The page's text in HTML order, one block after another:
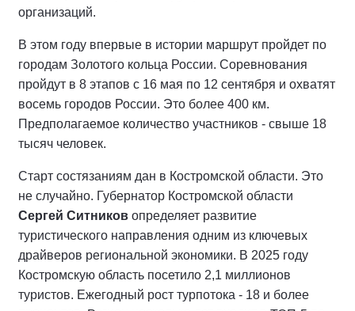
организаций.
В этом году впервые в истории маршрут пройдет по
городам Золотого кольца России. Соревнования
пройдут в 8 этапов с 16 мая по 12 сентября и охватят
восемь городов России. Это более 400 км.
Предполагаемое количество участников - свыше 18
тысяч человек.
Старт состязаниям дан в Костромской области. Это
не случайно. Губернатор Костромской области
Сергей Ситников определяет развитие
туристического направления одним из ключевых
драйверов региональной экономики. В 2025 году
Костромскую область посетило 2,1 миллионов
туристов. Ежегодный рост турпотока - 18 и более